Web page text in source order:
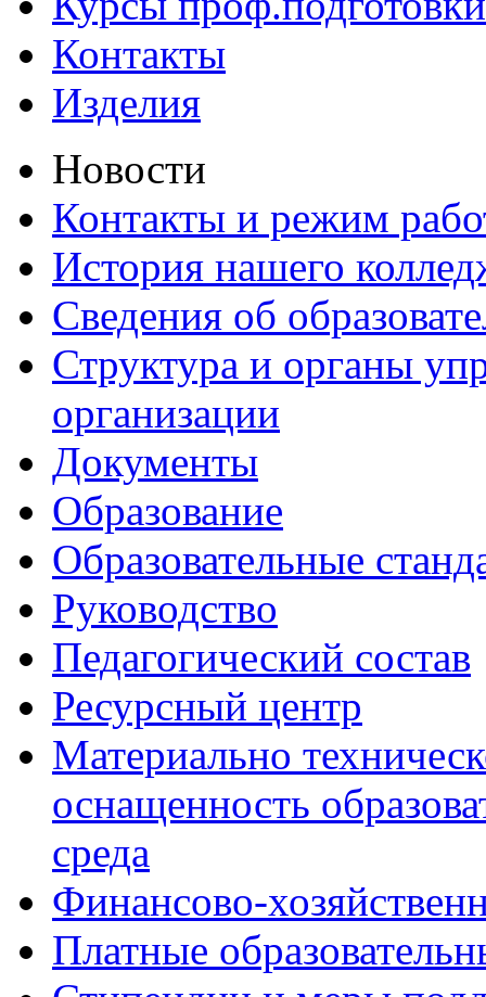
Контакты
Изделия
Новости
Контакты и режим
История нашего
Сведения об
Структура и органы
организации
Документы
Образование
Образовательные
Руководство
Педагогический состав
Ресурсный центр
Материально
оснащенность
среда
Финансово-
Платные